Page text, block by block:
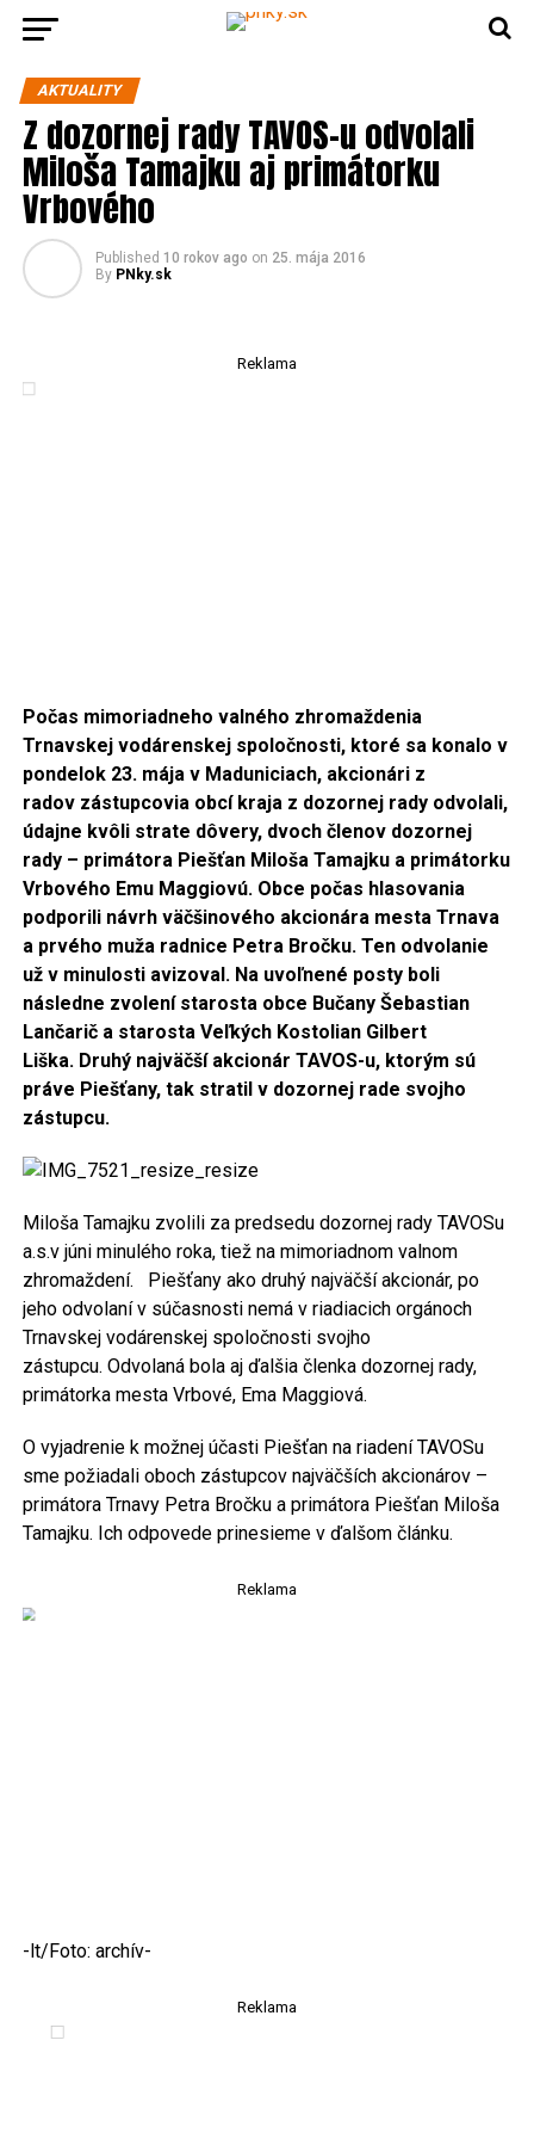
AKTUALITY
Z dozornej rady TAVOS-u odvolali
Miloša Tamajku aj primátorku
Vrbového
Published 10 rokov ago on 25. mája 2016
By PNky.sk
Reklama
Počas mimoriadneho valného zhromaždenia
Trnavskej vodárenskej spoločnosti, ktoré sa konalo v
pondelok 23. mája v Maduniciach, akcionári z
radov zástupcovia obcí kraja z dozornej rady odvolali,
údajne kvôli strate dôvery, dvoch členov dozornej
rady – primátora Piešťan Miloša Tamajku a primátorku
Vrbového Emu Maggiovú. Obce počas hlasovania
podporili návrh väčšinového akcionára mesta Trnava
a prvého muža radnice Petra Bročku. Ten odvolanie
už v minulosti avizoval. Na uvoľnené posty boli
následne zvolení starosta obce Bučany Šebastian
Lančarič a starosta Veľkých Kostolian Gilbert
Liška. Druhý najväčší akcionár TAVOS-u, ktorým sú
práve Piešťany, tak stratil v dozornej rade svojho
zástupcu.
Miloša Tamajku zvolili za predsedu dozornej rady TAVOSu
a.s.v júni minulého roka, tiež na mimoriadnom valnom
zhromaždení. Piešťany ako druhý najväčší akcionár, po
jeho odvolaní v súčasnosti nemá v riadiacich orgánoch
Trnavskej vodárenskej spoločnosti svojho
zástupcu. Odvolaná bola aj ďalšia členka dozornej rady,
primátorka mesta Vrbové, Ema Maggiová.
O vyjadrenie k možnej účasti Piešťan na riadení TAVOSu
sme požiadali oboch zástupcov najväčších akcionárov –
primátora Trnavy Petra Bročku a primátora Piešťan Miloša
Tamajku. Ich odpovede prinesieme v ďalšom článku.
Reklama
-lt/Foto: archív-
Reklama